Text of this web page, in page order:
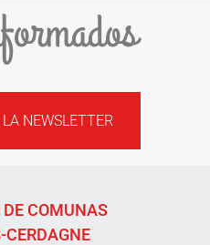
NEWSLETTER
COMUNAS
CERDAGNE